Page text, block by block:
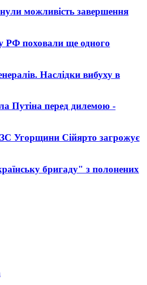
можливість завершення
РФ поховали ще одного
Наслідки вибуху в
Путіна перед дилемою -
Угорщини Сійярто загрожує
бригаду" з полонених